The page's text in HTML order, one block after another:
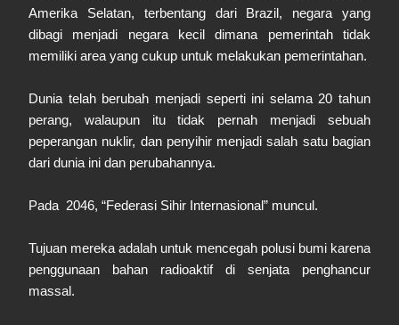
Amerika Selatan, terbentang dari Brazil, negara yang
dibagi menjadi negara kecil dimana pemerintah tidak
memiliki area yang cukup untuk melakukan pemerintahan.
Dunia telah berubah menjadi seperti ini selama 20 tahun
perang, walaupun itu tidak pernah menjadi sebuah
peperangan nuklir, dan penyihir menjadi salah satu bagian
dari dunia ini dan perubahannya.
Pada 2046, “Federasi Sihir Internasional” muncul.
Tujuan mereka adalah untuk mencegah polusi bumi karena
penggunaan bahan radioaktif di senjata penghancur
massal.